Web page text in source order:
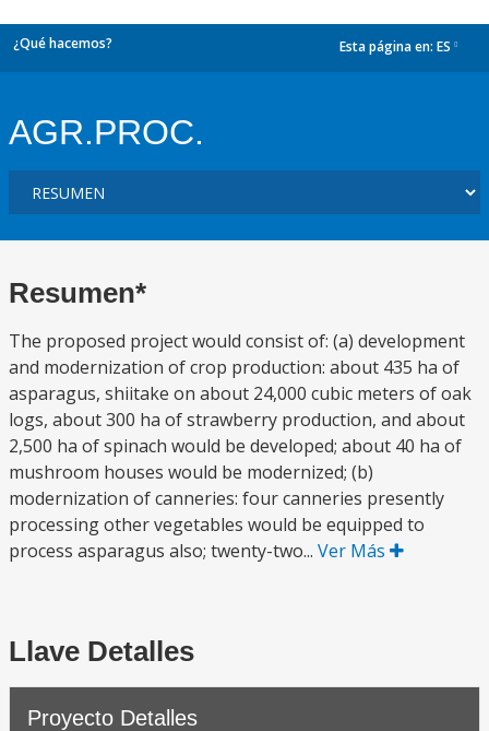
¿Qué hacemos? Esta página en: ES
AGR.PROC.
Resumen*
The proposed project would consist of: (a) development
and modernization of crop production: about 435 ha of
asparagus, shiitake on about 24,000 cubic meters of oak
logs, about 300 ha of strawberry production, and about
2,500 ha of spinach would be developed; about 40 ha of
mushroom houses would be modernized; (b)
modernization of canneries: four canneries presently
processing other vegetables would be equipped to
process asparagus also; twenty-two... Ver Más
Llave Detalles
Proyecto Detalles